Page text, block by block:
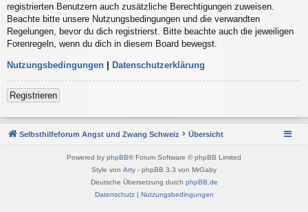
registrierten Benutzern auch zusätzliche Berechtigungen zuweisen.
Beachte bitte unsere Nutzungsbedingungen und die verwandten
Regelungen, bevor du dich registrierst. Bitte beachte auch die jeweiligen
Forenregeln, wenn du dich in diesem Board bewegst.
Nutzungsbedingungen | Datenschutzerklärung
Registrieren
Selbsthilfeforum Angst und Zwang Schweiz Übersicht
Powered by phpBB® Forum Software © phpBB Limited
Style von Arty - phpBB 3.3 von MrGaby
Deutsche Übersetzung durch phpBB.de
Datenschutz| Nutzungsbedingungen